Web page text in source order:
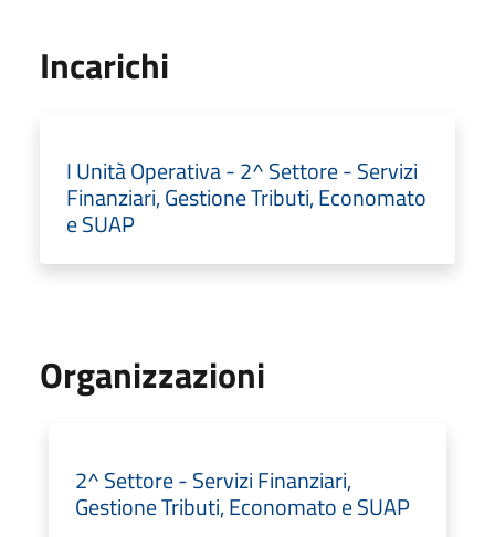
Incarichi
I Unità Operativa - 2^ Settore - Servizi
Finanziari, Gestione Tributi, Economato
e SUAP
Organizzazioni
2^ Settore - Servizi Finanziari,
Gestione Tributi, Economato e SUAP